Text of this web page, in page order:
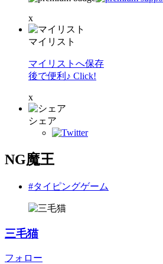
x
マイリスト
マイリストへ保存
後で便利♪ Click!
x
シェア
NG魔王
#タイピングゲーム
三毛猫
フォロー